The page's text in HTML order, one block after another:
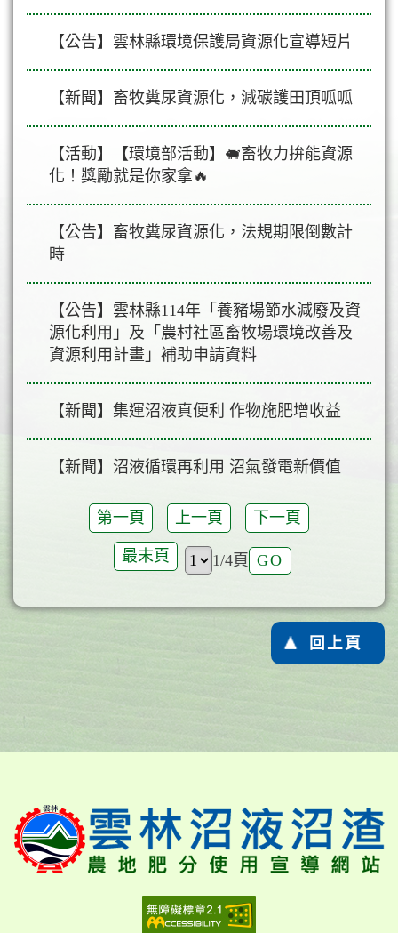
【公告】雲林縣環境保護局資源化宣導短片
【新聞】畜牧糞尿資源化，減碳護田頂呱呱
【活動】【環境部活動】🐖畜牧力拚能資源
化！獎勵就是你家拿🔥
【公告】畜牧糞尿資源化，法規期限倒數計
時
【公告】雲林縣114年「養豬場節水減廢及資
源化利用」及「農村社區畜牧場環境改善及
資源利用計畫」補助申請資料
【新聞】集運沼液真便利 作物施肥增收益
【新聞】沼液循環再利用 沼氣發電新價值
第一頁 上一頁 下一頁
最末頁 1/4頁
回上頁